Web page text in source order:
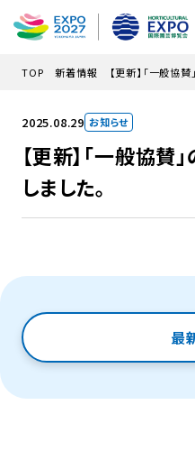
メインコンテンツにスキップ
TOP 新着情報 【更新】「一般協
2025.08.29 お知らせ
【更新】「一般協賛
しました。
最